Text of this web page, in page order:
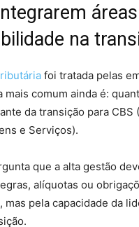
na
foi tratada pelas
comum ainda é:
da transição para
e Serviços).
que a alta gestão
alíquotas ou
pela capacidade da